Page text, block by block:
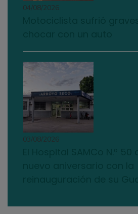
04/08/2026
03/08/2026